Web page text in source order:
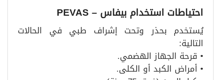
احتياطات استخدام بيفاس – PEVAS
يُستخدم بحذر وتحت إشراف طبي في الحالات
التالية:
• قرحة الجهاز الهضمي.
• أمراض الكبد أو الكلى.